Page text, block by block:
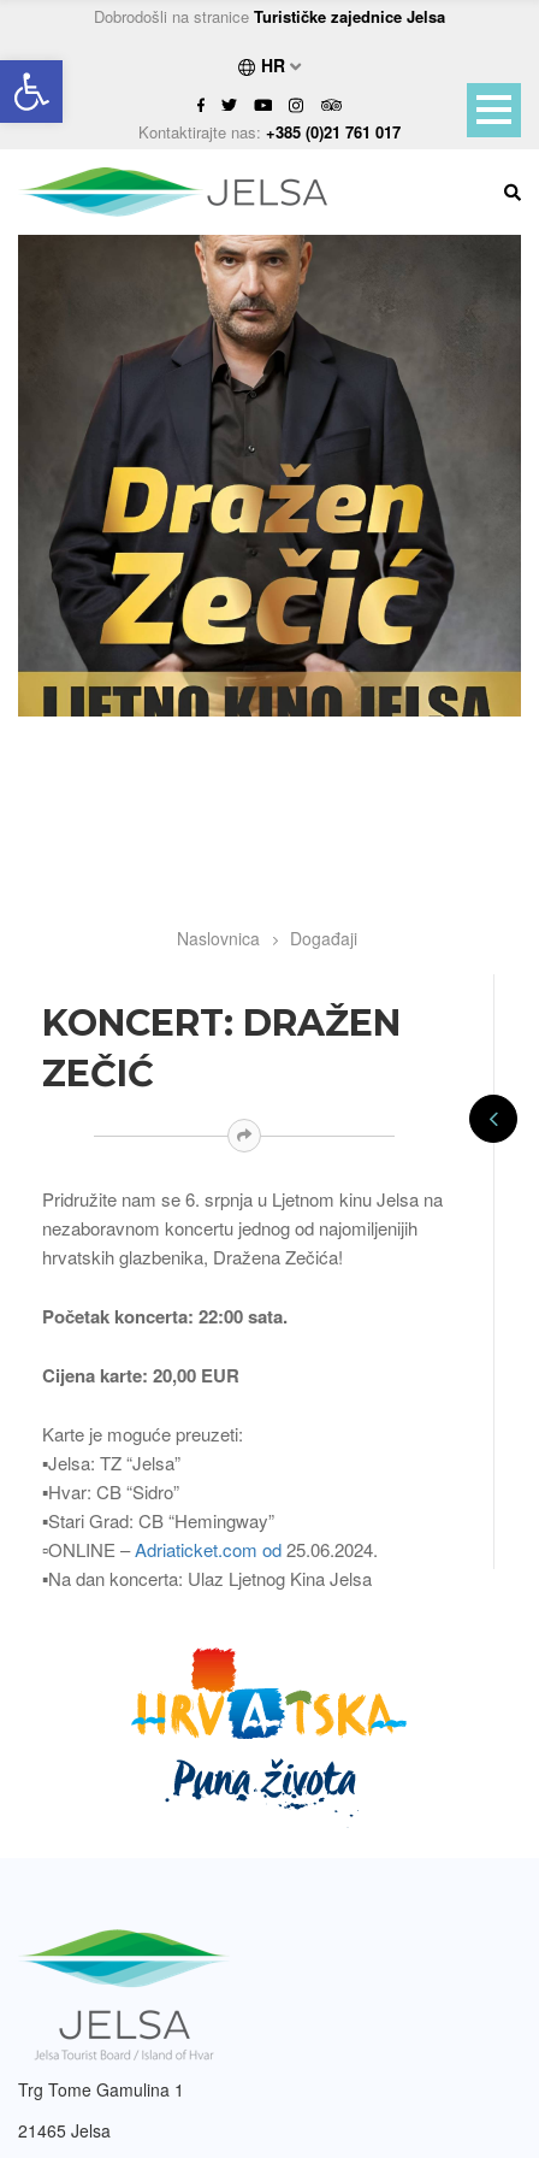
Open toolbar
Dobrodošli na stranice Turističke zajednice Jelsa
HR
Kontaktirajte nas: +385 (0)21 761 017
BreadcrumbNaslovnica Događaji
KONCERT: DRAŽEN
ZEČIĆ
Pridružite nam se 6. srpnja u Ljetnom kinu Jelsa na
nezaboravnom koncertu jednog od najomiljenijih
hrvatskih glazbenika, Dražena Zečića!
Početak koncerta: 22:00 sata.
Cijena karte: 20,00 EUR
Karte je moguće preuzeti:
▪️Jelsa: TZ “Jelsa”
▪️Hvar: CB “Sidro”
▪️Stari Grad: CB “Hemingway”
▫️ONLINE –Adriaticket.com od25.06.2024.
▪️Na dan koncerta: Ulaz Ljetnog Kina Jelsa
Trg Tome Gamulina 1
21465 Jelsa